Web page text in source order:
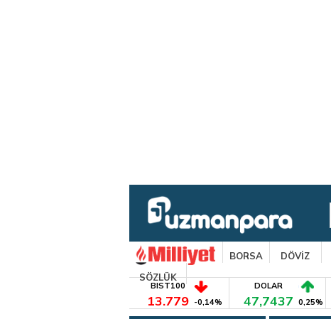
BORSA DÖVİZ
SÖZLÜK
BIST100
13.779 -0,14%
DOLAR
47,7437 0,25%